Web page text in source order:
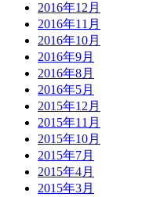
2016年12月
2016年11月
2016年10月
2016年9月
2016年8月
2016年5月
2015年12月
2015年11月
2015年10月
2015年7月
2015年4月
2015年3月